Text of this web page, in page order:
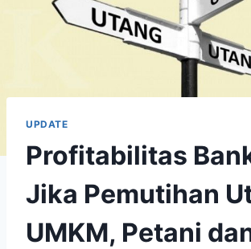
UPDATE
Profitabilitas
Jika Pemutihan
UMKM, Petani